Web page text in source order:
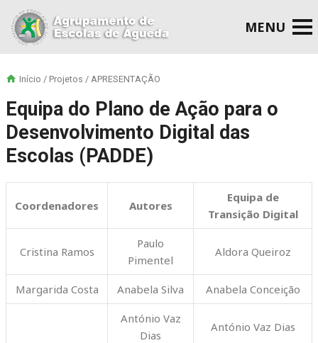
Início / Projetos / APRESENTAÇÃO
Equipa do Plano de Ação para o
Desenvolvimento Digital das
Escolas (PADDE)
Coordenadores Autores
Equipa de
Transição Digital
Cristina Ramos
Paulo
Pimentel
Aldora Queiroz
Margarida Costa Anabela Silva Anabela Conceição
António Vaz
Dias
António Vaz Dias